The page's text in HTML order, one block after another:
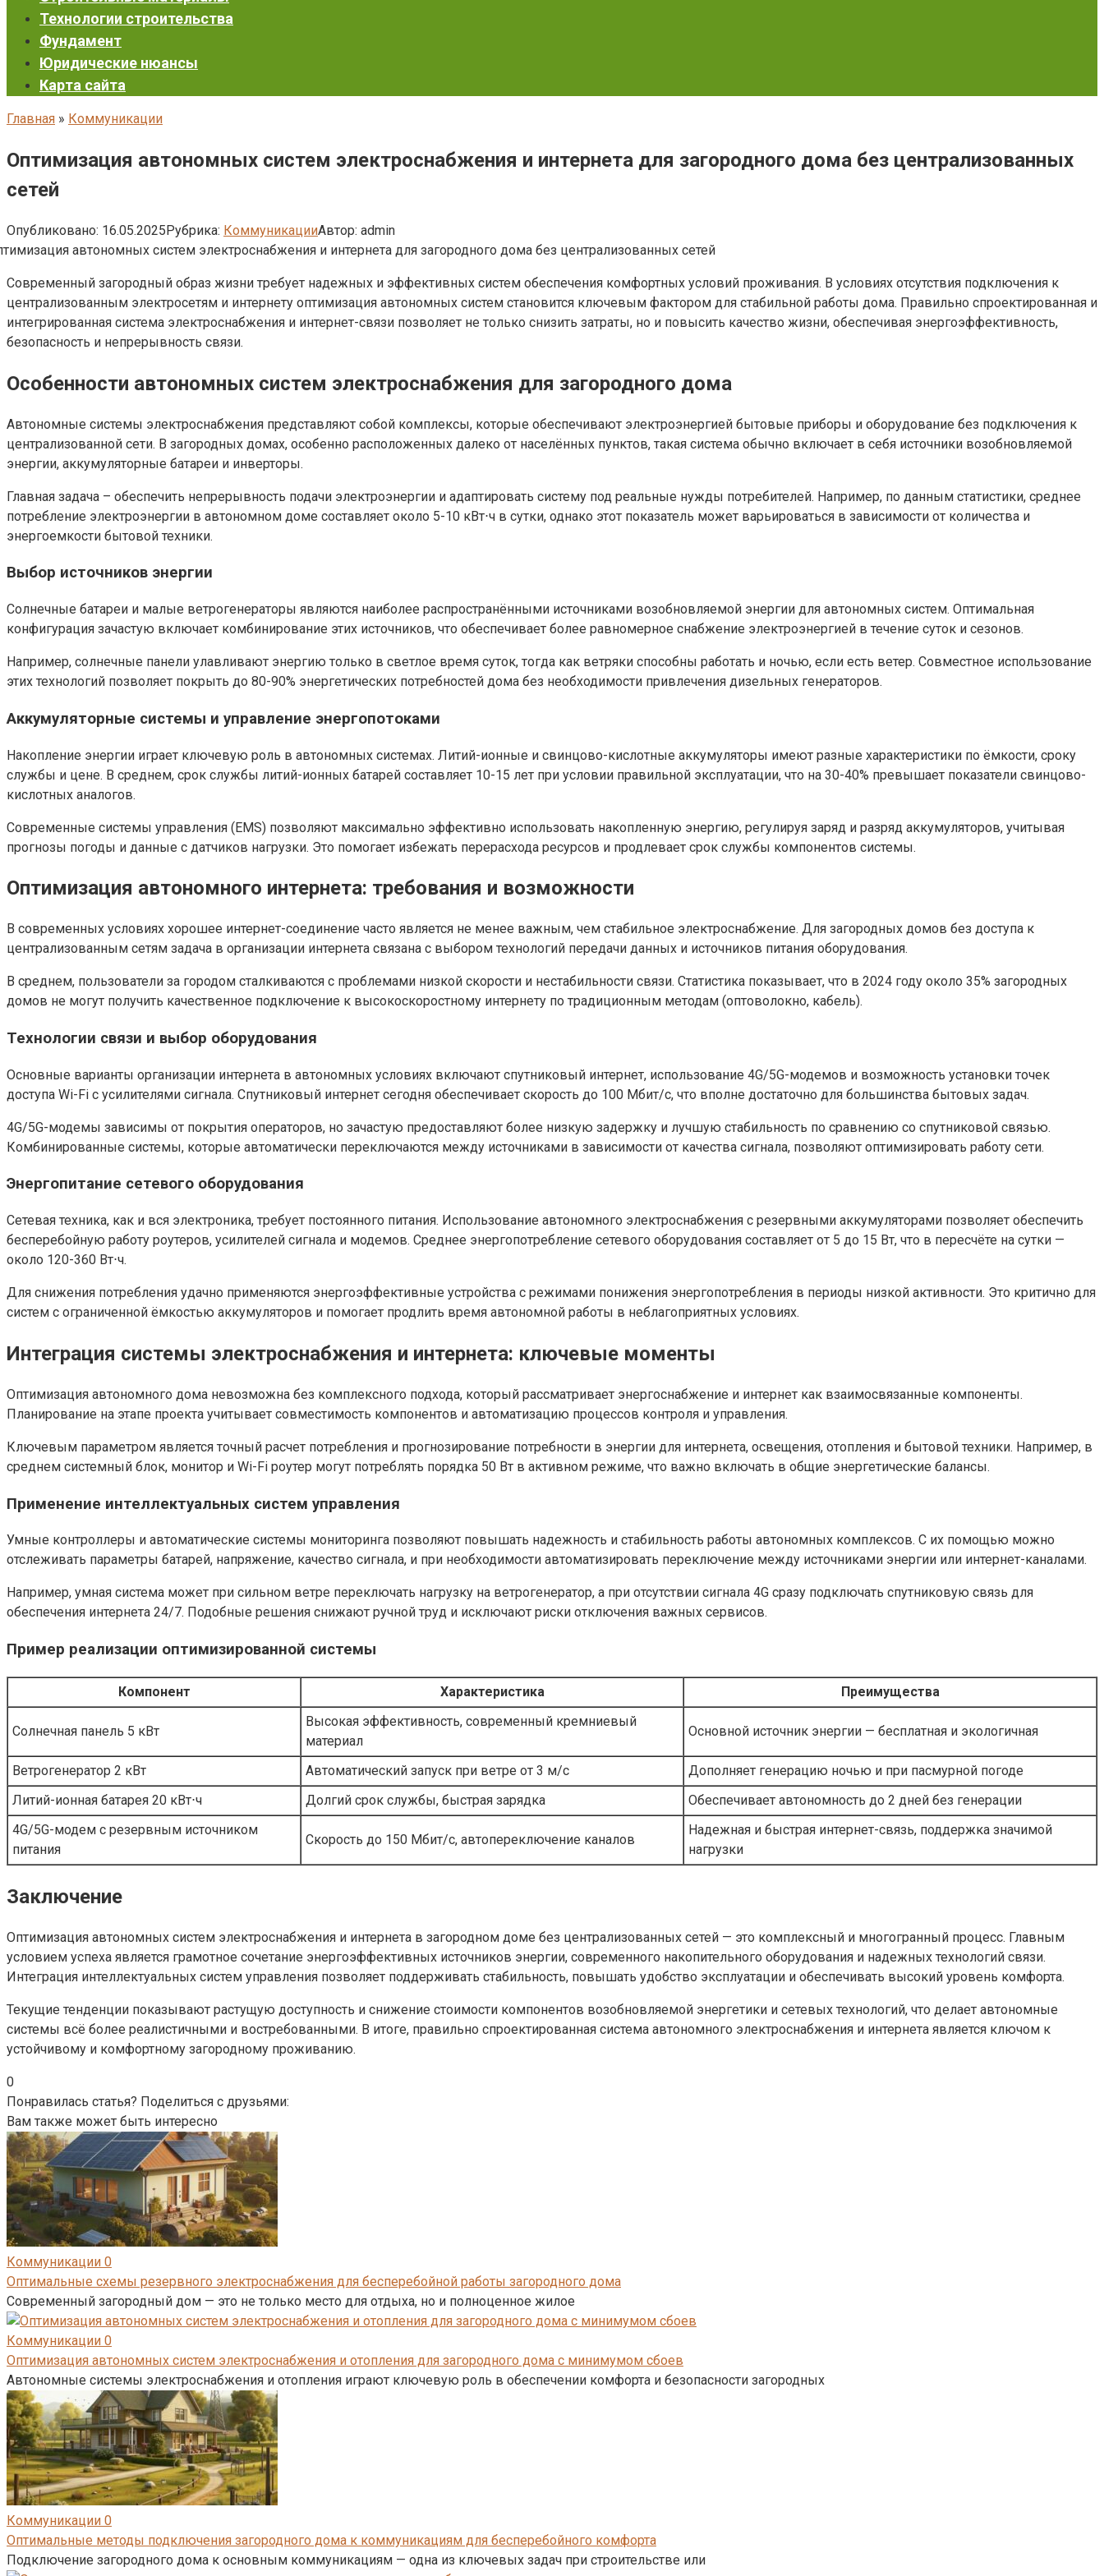
Технологии строительства
Фундамент
Юридические нюансы
Карта сайта
Главная » Коммуникации
Оптимизация автономных систем электроснабжения и интернета для загородного дома без централизованных
сетей
Опубликовано: 16.05.2025Рубрика: КоммуникацииАвтор: admin
Современный загородный образ жизни требует надежных и эффективных систем обеспечения комфортных условий проживания. В условиях отсутствия подключения к
централизованным электросетям и интернету оптимизация автономных систем становится ключевым фактором для стабильной работы дома. Правильно спроектированная и
интегрированная система электроснабжения и интернет-связи позволяет не только снизить затраты, но и повысить качество жизни, обеспечивая энергоэффективность,
безопасность и непрерывность связи.
Особенности автономных систем электроснабжения для загородного дома
Автономные системы электроснабжения представляют собой комплексы, которые обеспечивают электроэнергией бытовые приборы и оборудование без подключения к
централизованной сети. В загородных домах, особенно расположенных далеко от населённых пунктов, такая система обычно включает в себя источники возобновляемой
энергии, аккумуляторные батареи и инверторы.
Главная задача – обеспечить непрерывность подачи электроэнергии и адаптировать систему под реальные нужды потребителей. Например, по данным статистики, среднее
потребление электроэнергии в автономном доме составляет около 5-10 кВт⋅ч в сутки, однако этот показатель может варьироваться в зависимости от количества и
энергоемкости бытовой техники.
Выбор источников энергии
Солнечные батареи и малые ветрогенераторы являются наиболее распространёнными источниками возобновляемой энергии для автономных систем. Оптимальная
конфигурация зачастую включает комбинирование этих источников, что обеспечивает более равномерное снабжение электроэнергией в течение суток и сезонов.
Например, солнечные панели улавливают энергию только в светлое время суток, тогда как ветряки способны работать и ночью, если есть ветер. Совместное использование
этих технологий позволяет покрыть до 80-90% энергетических потребностей дома без необходимости привлечения дизельных генераторов.
Аккумуляторные системы и управление энергопотоками
Накопление энергии играет ключевую роль в автономных системах. Литий-ионные и свинцово-кислотные аккумуляторы имеют разные характеристики по ёмкости, сроку
службы и цене. В среднем, срок службы литий-ионных батарей составляет 10-15 лет при условии правильной эксплуатации, что на 30-40% превышает показатели свинцово-
кислотных аналогов.
Современные системы управления (EMS) позволяют максимально эффективно использовать накопленную энергию, регулируя заряд и разряд аккумуляторов, учитывая
прогнозы погоды и данные с датчиков нагрузки. Это помогает избежать перерасхода ресурсов и продлевает срок службы компонентов системы.
Оптимизация автономного интернета: требования и возможности
В современных условиях хорошее интернет-соединение часто является не менее важным, чем стабильное электроснабжение. Для загородных домов без доступа к
централизованным сетям задача в организации интернета связана с выбором технологий передачи данных и источников питания оборудования.
В среднем, пользователи за городом сталкиваются с проблемами низкой скорости и нестабильности связи. Статистика показывает, что в 2024 году около 35% загородных
домов не могут получить качественное подключение к высокоскоростному интернету по традиционным методам (оптоволокно, кабель).
Технологии связи и выбор оборудования
Основные варианты организации интернета в автономных условиях включают спутниковый интернет, использование 4G/5G-модемов и возможность установки точек
доступа Wi-Fi с усилителями сигнала. Спутниковый интернет сегодня обеспечивает скорость до 100 Мбит/с, что вполне достаточно для большинства бытовых задач.
4G/5G-модемы зависимы от покрытия операторов, но зачастую предоставляют более низкую задержку и лучшую стабильность по сравнению со спутниковой связью.
Комбинированные системы, которые автоматически переключаются между источниками в зависимости от качества сигнала, позволяют оптимизировать работу сети.
Энергопитание сетевого оборудования
Сетевая техника, как и вся электроника, требует постоянного питания. Использование автономного электроснабжения с резервными аккумуляторами позволяет обеспечить
бесперебойную работу роутеров, усилителей сигнала и модемов. Среднее энергопотребление сетевого оборудования составляет от 5 до 15 Вт, что в пересчёте на сутки —
около 120-360 Вт⋅ч.
Для снижения потребления удачно применяются энергоэффективные устройства с режимами понижения энергопотребления в периоды низкой активности. Это критично для
систем с ограниченной ёмкостью аккумуляторов и помогает продлить время автономной работы в неблагоприятных условиях.
Интеграция системы электроснабжения и интернета: ключевые моменты
Оптимизация автономного дома невозможна без комплексного подхода, который рассматривает энергоснабжение и интернет как взаимосвязанные компоненты.
Планирование на этапе проекта учитывает совместимость компонентов и автоматизацию процессов контроля и управления.
Ключевым параметром является точный расчет потребления и прогнозирование потребности в энергии для интернета, освещения, отопления и бытовой техники. Например, в
среднем системный блок, монитор и Wi-Fi роутер могут потреблять порядка 50 Вт в активном режиме, что важно включать в общие энергетические балансы.
Применение интеллектуальных систем управления
Умные контроллеры и автоматические системы мониторинга позволяют повышать надежность и стабильность работы автономных комплексов. С их помощью можно
отслеживать параметры батарей, напряжение, качество сигнала, и при необходимости автоматизировать переключение между источниками энергии или интернет-каналами.
Например, умная система может при сильном ветре переключать нагрузку на ветрогенератор, а при отсутствии сигнала 4G сразу подключать спутниковую связь для
обеспечения интернета 24/7. Подобные решения снижают ручной труд и исключают риски отключения важных сервисов.
Пример реализации оптимизированной системы
Компонент Характеристика Преимущества
Солнечная панель 5 кВт
Высокая эффективность, современный кремниевый
материал
Основной источник энергии — бесплатная и экологичная
Ветрогенератор 2 кВт Автоматический запуск при ветре от 3 м/с
Дополняет генерацию ночью и при пасмурной погоде
Литий-ионная батарея 20 кВт⋅ч
Долгий срок службы, быстрая зарядка
Обеспечивает автономность до 2 дней без генерации
4G/5G-модем с резервным источником
питания
Скорость до 150 Мбит/с, автопереключение каналов
Надежная и быстрая интернет-связь, поддержка значимой
нагрузки
Заключение
Оптимизация автономных систем электроснабжения и интернета в загородном доме без централизованных сетей — это комплексный и многогранный процесс. Главным
условием успеха является грамотное сочетание энергоэффективных источников энергии, современного накопительного оборудования и надежных технологий связи.
Интеграция интеллектуальных систем управления позволяет поддерживать стабильность, повышать удобство эксплуатации и обеспечивать высокий уровень комфорта.
Текущие тенденции показывают растущую доступность и снижение стоимости компонентов возобновляемой энергетики и сетевых технологий, что делает автономные
системы всё более реалистичными и востребованными. В итоге, правильно спроектированная система автономного электроснабжения и интернета является ключом к
устойчивому и комфортному загородному проживанию.
0
Понравилась статья? Поделиться с друзьями:
Вам также может быть интересно
Коммуникации 0
Оптимальные схемы резервного электроснабжения для бесперебойной работы загородного дома
Современный загородный дом — это не только место для отдыха, но и полноценное жилое
Коммуникации 0
Оптимизация автономных систем электроснабжения и отопления для загородного дома с минимумом сбоев
Автономные системы электроснабжения и отопления играют ключевую роль в обеспечении комфорта и безопасности загородных
Коммуникации 0
Оптимальные методы подключения загородного дома к коммуникациям для бесперебойного комфорта
Подключение загородного дома к основным коммуникациям — одна из ключевых задач при строительстве или